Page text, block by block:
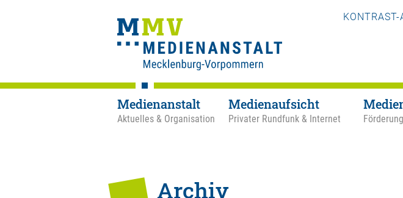
Medienanstalt
Aktuelles & Organisation
Medienaufsicht
Privater Rundfunk & Internet
Archiv